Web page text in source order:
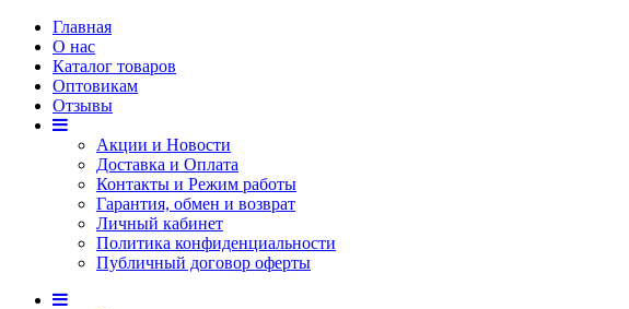
Главная
О нас
Каталог товаров
Оптовикам
Отзывы
Акции и Новости
Доставка и Оплата
Контакты и Режим работы
Гарантия, обмен и возврат
Личный кабинет
Политика конфиденциальности
Публичный договор оферты